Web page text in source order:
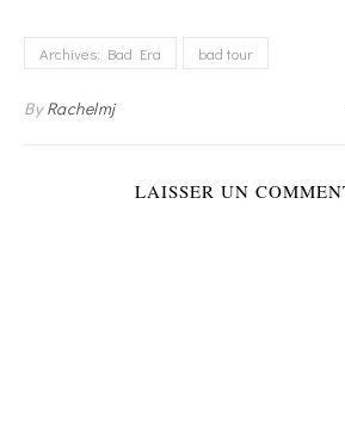
Archives: Bad Era bad tour
ByRachelmj
LAISSER UN